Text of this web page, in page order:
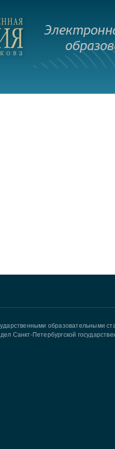
образовательными
Санкт-Петербургской